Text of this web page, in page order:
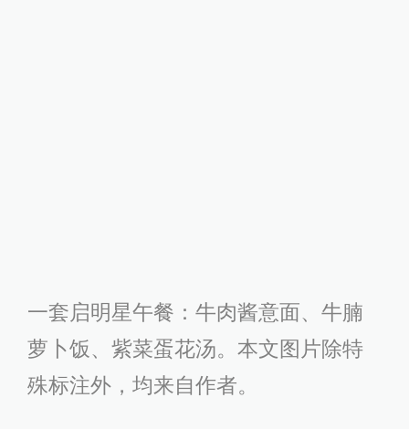
一套启明星午餐：牛肉酱意面、牛腩
萝卜饭、紫菜蛋花汤。本文图片除特
殊标注外，均来自作者。